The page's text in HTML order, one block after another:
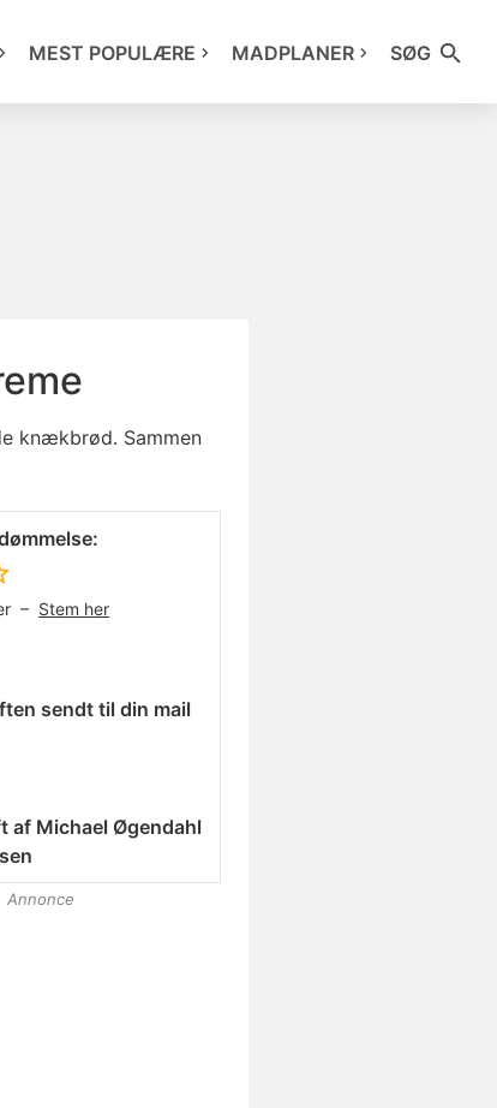
MEST POPULÆRE MADPLANER SØG
knækbrød. Sammen
– Stem her
sendt til din mail
af Michael Øgendahl
Annonce